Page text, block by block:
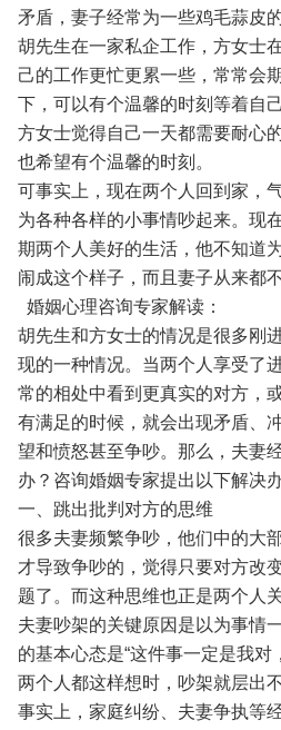
矛盾，妻子经常为一些鸡毛蒜皮
胡先生在一家私企工作，方女士
己的工作更忙更累一些，常常会
下，可以有个温馨的时刻等着自己
方女士觉得自己一天都需要耐心
也希望有个温馨的时刻。
可事实上，现在两个人回到家，
为各种各样的小事情吵起来。现
期两个人美好的生活，他不知道
闹成这个样子，而且妻子从来都
婚姻心理咨询专家解读：
胡先生和方女士的情况是很多刚
现的一种情况。当两个人享受了
常的相处中看到更真实的对方，
有满足的时候，就会出现矛盾、
望和愤怒甚至争吵。那么，夫妻
办？咨询婚姻专家提出以下解决
一、跳出批判对方的思维
很多夫妻频繁争吵，他们中的大
才导致争吵的，觉得只要对方改
题了。而这种思维也正是两个人
夫妻吵架的关键原因是以为事情
的基本心态是“这件事一定是我对
两个人都这样想时，吵架就层出不
事实上，家庭纠纷、夫妻争执等